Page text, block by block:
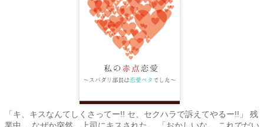
「キ、キスなんてしくさってー!! セ、セクハラで訴えてやるー!!」 残